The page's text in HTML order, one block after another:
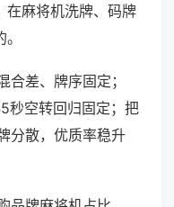
在麻将机洗牌、码牌
差、牌序固定；
秒空转回归固定；把
分散，优质率稳升